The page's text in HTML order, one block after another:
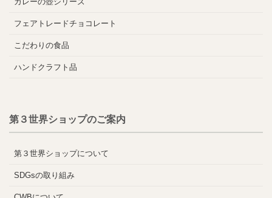
フェアトレードチョコレート
こだわりの食品
ハンドクラフト品
第３世界ショップのご案内
第３世界ショップについて
SDGsの取り組み